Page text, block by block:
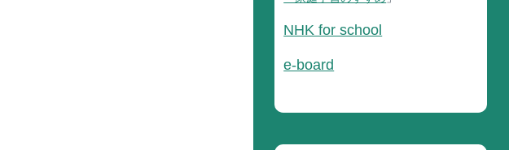
NHK for school
e-board